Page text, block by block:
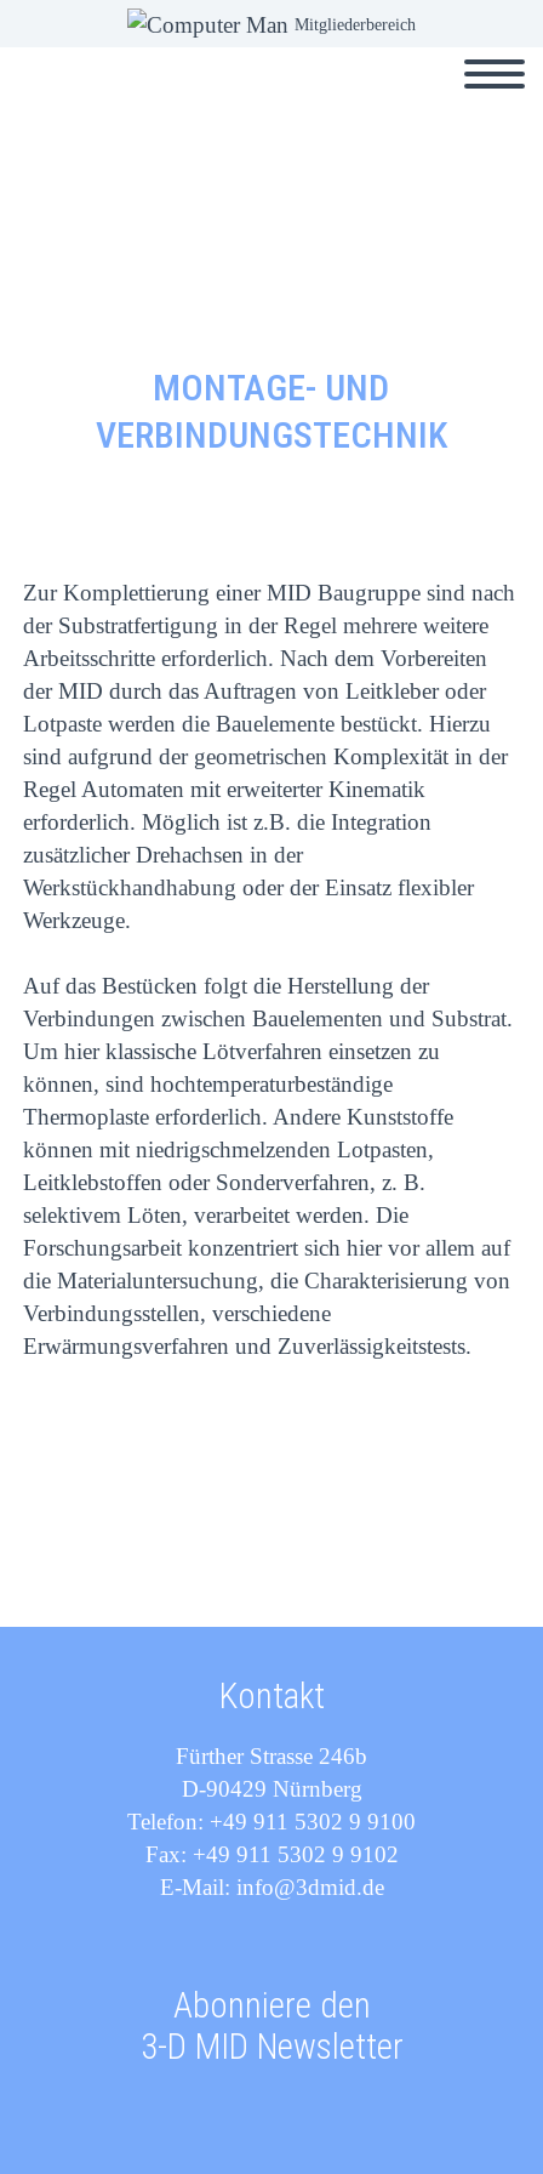
Mitgliederbereich
MONTAGE- UND
VERBINDUNGSTECHNIK
Zur Komplettierung einer MID Baugruppe sind nach
der Substratfertigung in der Regel mehrere weitere
Arbeitsschritte erforderlich. Nach dem Vorbereiten
der MID durch das Auftragen von Leitkleber oder
Lotpaste werden die Bauelemente bestückt. Hierzu
sind aufgrund der geometrischen Komplexität in der
Regel Automaten mit erweiterter Kinematik
erforderlich. Möglich ist z.B. die Integration
zusätzlicher Drehachsen in der
Werkstückhandhabung oder der Einsatz flexibler
Werkzeuge.
Auf das Bestücken folgt die Herstellung der
Verbindungen zwischen Bauelementen und Substrat.
Um hier klassische Lötverfahren einsetzen zu
können, sind hochtemperaturbeständige
Thermoplaste erforderlich. Andere Kunststoffe
können mit niedrigschmelzenden Lotpasten,
Leitklebstoffen oder Sonderverfahren, z. B.
selektivem Löten, verarbeitet werden. Die
Forschungsarbeit konzentriert sich hier vor allem auf
die Materialuntersuchung, die Charakterisierung von
Verbindungsstellen, verschiedene
Erwärmungsverfahren und Zuverlässigkeits­tests.
Kontakt
Fürther Strasse 246b
D-90429 Nürnberg
Telefon: +49 911 5302 9 9100
Fax: +49 911 5302 9 9102
E-Mail: info@3dmid.de
Abonniere den
3-D MID Newsletter